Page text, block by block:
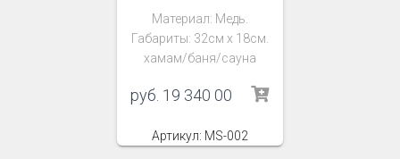
Материал: Медь.
Габариты: 32см х 18см.
хамам/баня/сауна
руб. 19 340 00
Артикул: MS-002